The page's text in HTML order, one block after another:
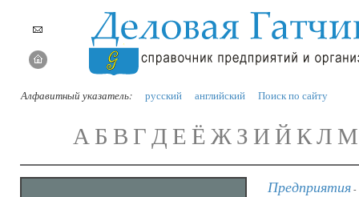
Алфавитный указатель: русский английский Поиск по сайту
АБ В ГД Е ЁЖЗ И Й КЛ М
Предприятия -